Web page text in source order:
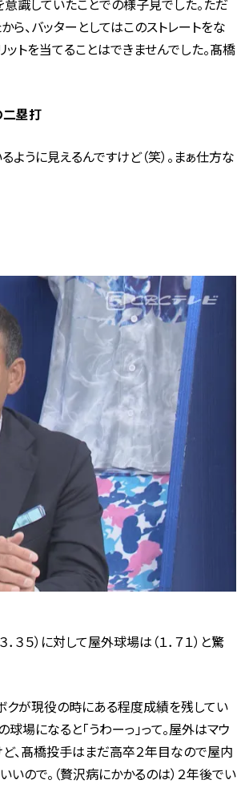
意識していたことでの様子見でした。ただ
ら、バッターとしてはこのストレートをな
トを当てることはできませんでした。髙橋
二塁打
うに見えるんですけど（笑）。まぁ仕方な
５）に対して屋外球場は（１．７１）と驚
クが現役の時にある程度成績を残してい
場になると「うわーっ」って。屋外はマウ
、髙橋投手はまだ高卒２年目なので屋内
ので。（贅沢病にかかるのは）２年後でい